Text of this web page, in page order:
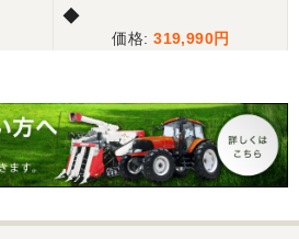
も、よく、大変、満足、です。
美
も、よくして、くれました。
◆
319,990